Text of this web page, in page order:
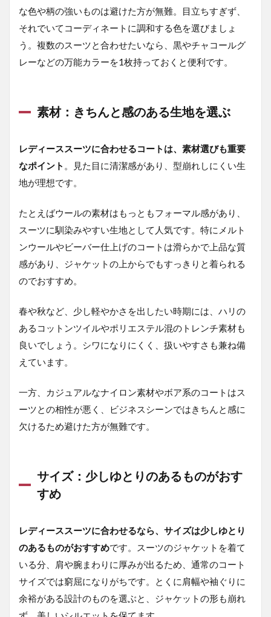
デ
ィ
ス
ス
合
わ
す
い
ー
の
種
類
2.1
チェ
スタ
ーコ
ノー
カラ
ート
2.3
ンカ
ラー
トレ
ンチ
コー
2.5
ダウ
ンコ
ート
レデ
な色や柄の強いものは避けた方が無難。目立ちすぎず、
それでいてコーディネートに調和する色を選びましょ
う。複数のスーツと合わせたいなら、黒やチャコールグ
レーなどの万能カラーを1枚持っておくと便利です。
素材：きちんと感のある生地を選ぶ
レディーススーツに合わせるコートは、素材選びも重要
なポイント 。見た目に清潔感があり、型崩れしにくい生
地が理想です。
たとえばウールの素材はもっともフォーマル感があり、
スーツに馴染みやすい生地として人気です。特にメルト
ンウールやビーバー仕上げのコートは滑らかで上品な質
感があり、ジャケットの上からでもすっきりと着られる
のでおすすめ。
春や秋など、少し軽やかさを出したい時期には、ハリの
あるコットンツイルやポリエステル混のトレンチ素材も
良いでしょう。シワになりにくく、扱いやすさも兼ね備
えています。
一方、カジュアルなナイロン素材やボア系のコートはス
ーツとの相性が悪く、ビジネスシーンではきちんと感に
欠けるため避けた方が無難です。
サイズ：少しゆとりのあるものがおす
すめ
レディーススーツに合わせるなら、サイズは少しゆとり
のあるものがおすすめです。スーツのジャケットを着て
いる分、肩や腕まわりに厚みが出るため、通常のコート
サイズでは窮屈になりがちです。とくに肩幅や袖ぐりに
余裕がある設計のものを選ぶと、ジャケットの形も崩れ